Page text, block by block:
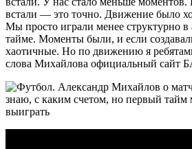
встали — это точно. Движение было
Мы просто играли менее структурно в
тайме. Моменты были, и если
хаотичные. Но по движению я
слова Михайлова официальный сайт